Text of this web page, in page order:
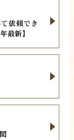
依頼でき
最新】